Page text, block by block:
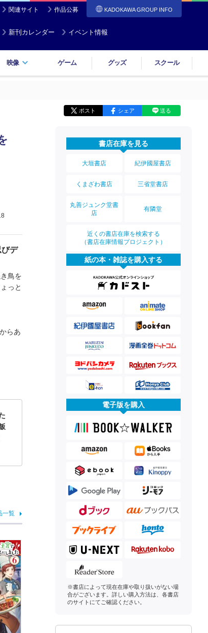
関連サイト 作品公募 KADOKAWA GROUP INFO
新刊カレンダー イベント情報
映像 ゲーム グッズ スクール
ポスト シェア 送る
デ
鳥を
っと
らあ
一覧
書店在庫を見る
大垣書店 紀伊國屋書店
くまざわ書店 三省堂書店
丸善ジュンク堂書
店
有隣堂
近くの書店在庫を検索する
（書店在庫情報プロジェクト）
紙の本・雑誌を購入する
電子版を購入
※書店によって現在在庫や取り扱いがない場
合がございます。詳しい購入方法は、各書店
のサイトにてご確認ください。